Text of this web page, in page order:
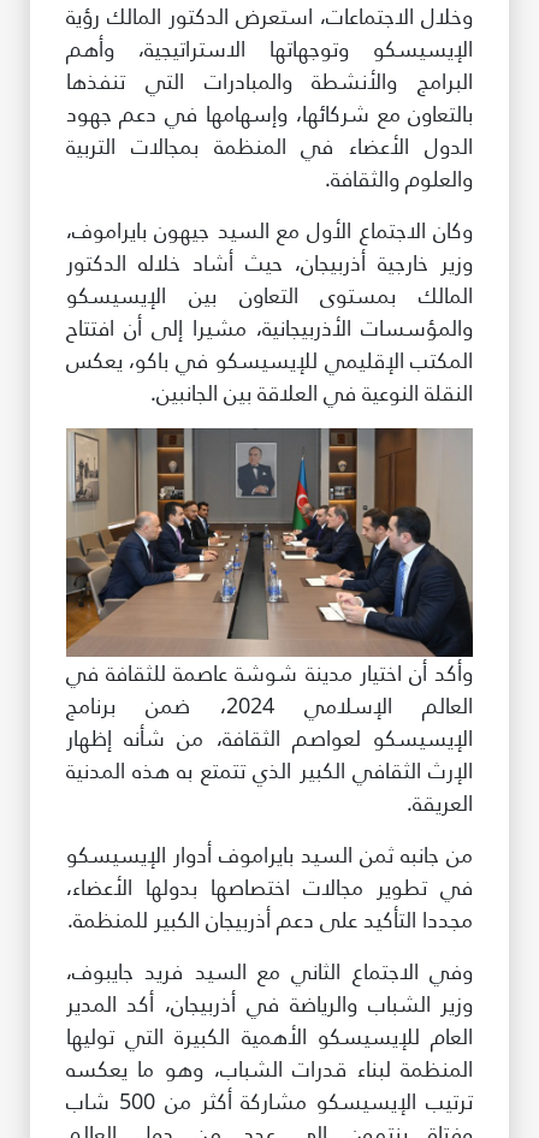
سياسة وإجراءات الذكاء الاصطناعي
وخلال الاجتماعات، استعرض الدكتور المالك رؤية
الإيسيسكو وتوجهاتها الاستراتيجية، وأهم
البرامج والأنشطة والمبادرات التي تنفذها
بالتعاون مع شركائها، وإسهامها في دعم جهود
الدول الأعضاء في المنظمة بمجالات التربية
والعلوم والثقافة.
وكان الاجتماع الأول مع السيد جيهون بايراموف،
وزير خارجية أذربيجان، حيث أشاد خلاله الدكتور
المالك بمستوى التعاون بين الإيسيسكو
والمؤسسات الأذربيجانية، مشيرا إلى أن افتتاح
المكتب الإقليمي للإيسيسكو في باكو، يعكس
النقلة النوعية في العلاقة بين الجانبين.
وأكد أن اختيار مدينة شوشة عاصمة للثقافة في
العالم الإسلامي 2024، ضمن برنامج
الإيسيسكو لعواصم الثقافة، من شأنه إظهار
الإرث الثقافي الكبير الذي تتمتع به هذه المدنية
العريقة.
من جانبه ثمن السيد بايراموف أدوار الإيسيسكو
في تطوير مجالات اختصاصها بدولها الأعضاء،
مجددا التأكيد على دعم أذربيجان الكبير للمنظمة.
وفي الاجتماع الثاني مع السيد فريد جايبوف،
وزير الشباب والرياضة في أذربيجان، أكد المدير
العام للإيسيسكو الأهمية الكبيرة التي توليها
المنظمة لبناء قدرات الشباب، وهو ما يعكسه
ترتيب الإيسيسكو مشاركة أكثر من 500 شاب